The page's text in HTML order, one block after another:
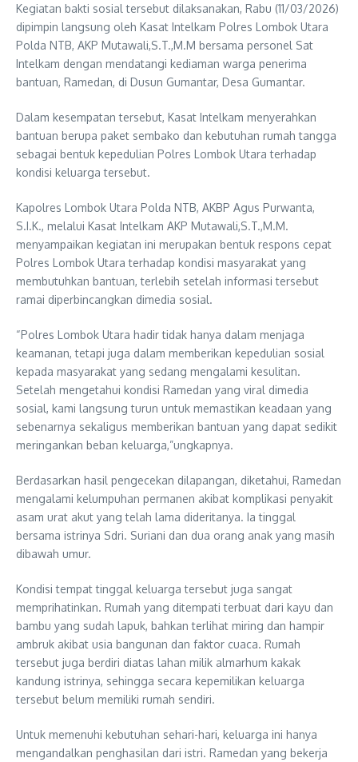
Kegiatan bakti sosial tersebut dilaksanakan, Rabu (11/03/2026)
dipimpin langsung oleh Kasat Intelkam Polres Lombok Utara
Polda NTB, AKP Mutawali,S.T.,M.M bersama personel Sat
Intelkam dengan mendatangi kediaman warga penerima
bantuan, Ramedan, di Dusun Gumantar, Desa Gumantar.
Dalam kesempatan tersebut, Kasat Intelkam menyerahkan
bantuan berupa paket sembako dan kebutuhan rumah tangga
sebagai bentuk kepedulian Polres Lombok Utara terhadap
kondisi keluarga tersebut.
Kapolres Lombok Utara Polda NTB, AKBP Agus Purwanta,
S.I.K., melalui Kasat Intelkam AKP Mutawali,S.T.,M.M.
menyampaikan kegiatan ini merupakan bentuk respons cepat
Polres Lombok Utara terhadap kondisi masyarakat yang
membutuhkan bantuan, terlebih setelah informasi tersebut
ramai diperbincangkan dimedia sosial.
“Polres Lombok Utara hadir tidak hanya dalam menjaga
keamanan, tetapi juga dalam memberikan kepedulian sosial
kepada masyarakat yang sedang mengalami kesulitan.
Setelah mengetahui kondisi Ramedan yang viral dimedia
sosial, kami langsung turun untuk memastikan keadaan yang
sebenarnya sekaligus memberikan bantuan yang dapat sedikit
meringankan beban keluarga,”ungkapnya.
Berdasarkan hasil pengecekan dilapangan, diketahui, Ramedan
mengalami kelumpuhan permanen akibat komplikasi penyakit
asam urat akut yang telah lama dideritanya. Ia tinggal
bersama istrinya Sdri. Suriani dan dua orang anak yang masih
dibawah umur.
Kondisi tempat tinggal keluarga tersebut juga sangat
memprihatinkan. Rumah yang ditempati terbuat dari kayu dan
bambu yang sudah lapuk, bahkan terlihat miring dan hampir
ambruk akibat usia bangunan dan faktor cuaca. Rumah
tersebut juga berdiri diatas lahan milik almarhum kakak
kandung istrinya, sehingga secara kepemilikan keluarga
tersebut belum memiliki rumah sendiri.
Untuk memenuhi kebutuhan sehari-hari, keluarga ini hanya
mengandalkan penghasilan dari istri. Ramedan yang bekerja